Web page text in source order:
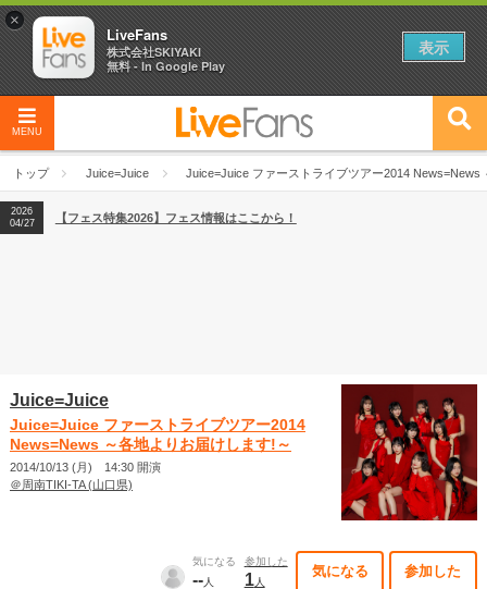
MENU
トップ Juice=Juice Juice=Juice ファーストライブツアー2014 News=News
2026
04/27
2026
【ライブ動員ランキング】2026年上半期編発表！
2026
04/27
【フェス特集2026】フェス情報はここから！
Juice=Juice
Juice=Juice ファーストライブツアー2014
News=News ～各地よりお届けします!～
2014/10/13 (月) 14:30 開演
＠周南TIKI-TA (山口県)
気になる
--人
参加した
1人
気になる 参加した
×
LiveFans
株式会社SKIYAKI
無料 - In Google Play
表示